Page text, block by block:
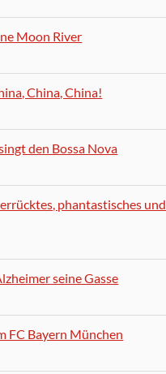
Moon River
China, China!
den Bossa Nova
phantastisches
seine Gasse
FC Bayern München